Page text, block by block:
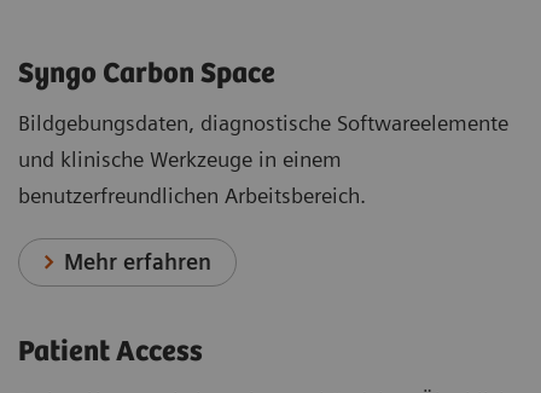
Syngo Carbon Space
Bildgebungsdaten, diagnostische Softwareelemente
und klinische Werkzeuge in einem
benutzerfreundlichen Arbeitsbereich.
Mehr erfahren
Patient Access